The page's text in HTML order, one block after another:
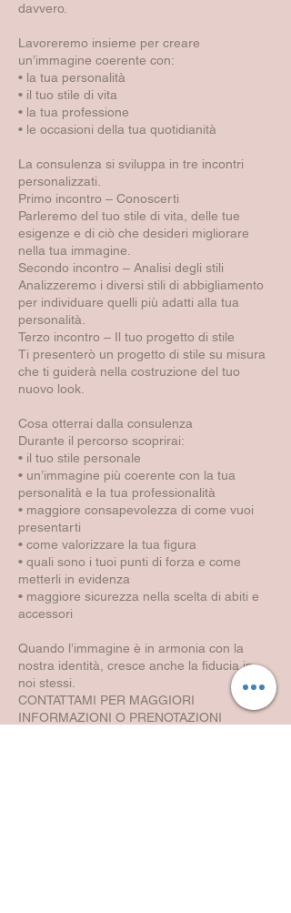
davvero.
Lavoreremo insieme per creare
un’immagine coerente con:
• la tua personalità
• il tuo stile di vita
• la tua professione
• le occasioni della tua quotidianità
La consulenza si sviluppa in tre incontri
personalizzati.
Primo incontro – Conoscerti
Parleremo del tuo stile di vita, delle tue
esigenze e di ciò che desideri migliorare
nella tua immagine.
Secondo incontro – Analisi degli stili
Analizzeremo i diversi stili di abbigliamento
per individuare quelli più adatti alla tua
personalità.
Terzo incontro – Il tuo progetto di stile
Ti presenterò un progetto di stile su misura
che ti guiderà nella costruzione del tuo
nuovo look.
Cosa otterrai dalla consulenza
Durante il percorso scoprirai:
• il tuo stile personale
• un’immagine più coerente con la tua
personalità e la tua professionalità
• maggiore consapevolezza di come vuoi
presentarti
• come valorizzare la tua figura
• quali sono i tuoi punti di forza e come
metterli in evidenza
• maggiore sicurezza nella scelta di abiti e
accessori
Quando l’immagine è in armonia con la
nostra identità, cresce anche la fiducia in
noi stessi.
CONTATTAMI PER MAGGIORI
INFORMAZIONI O PRENOTAZIONI